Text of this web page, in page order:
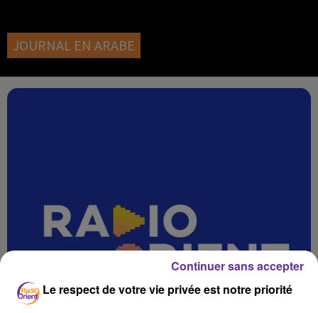
JOURNAL EN ARABE
Le respect de votre vie privée est notre priorité
Continuer sans accepter